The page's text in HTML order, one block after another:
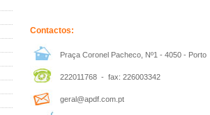
Contactos:
Praça Coronel Pacheco, Nº1 - 4050 - Porto
222011768 - fax: 226003342
geral@apdf.com.pt